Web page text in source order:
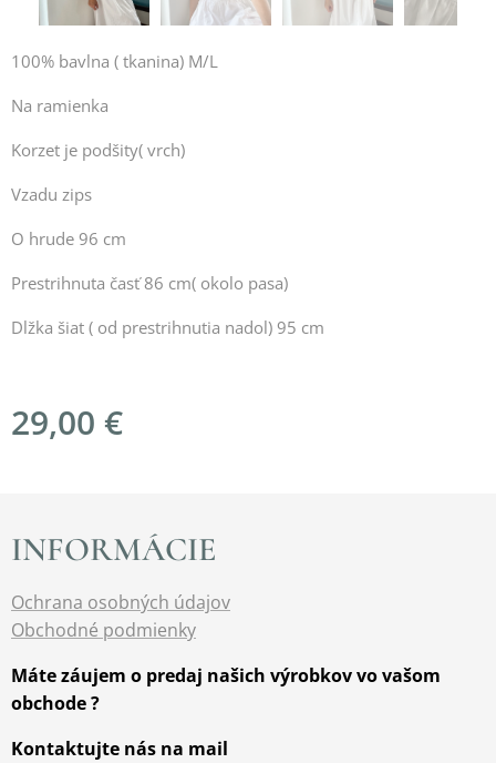
100% bavlna ( tkanina) M/L
Na ramienka
Korzet je podšity( vrch)
Vzadu zips
O hrude 96 cm
Prestrihnuta časť 86 cm( okolo pasa)
Dlžka šiat ( od prestrihnutia nadol) 95 cm
29,00 €
INFORMÁCIE
Ochrana osobných údajov
Obchodné podmienky
Máte záujem o predaj našich výrobkov vo vašom
obchode ?
Kontaktujte nás na mail